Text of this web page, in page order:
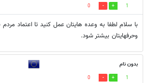
1
0
با سلام لطفا به وعده هایتان عمل کنید تا اعتماد
وحرفهایتان بیشتر شود.
بدون نام
1
0